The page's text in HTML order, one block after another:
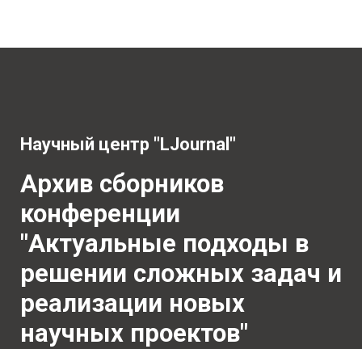
Научный центр "LJournal"
Архив сборников
конференции
"Актуальные подходы в
решении сложных задач и
реализации новых
научных проектов"